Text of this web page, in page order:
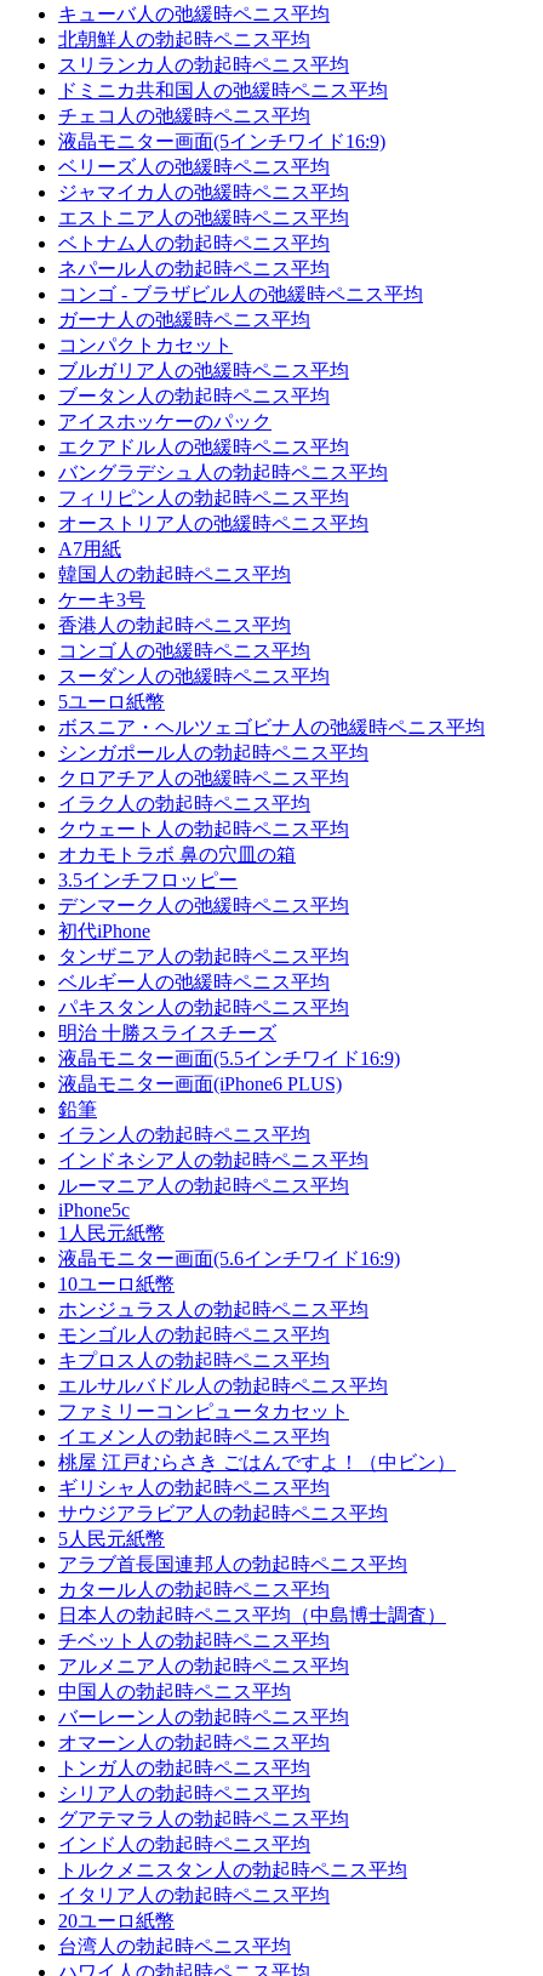
キューバ人の弛緩時ペニス平均
北朝鮮人の勃起時ペニス平均
スリランカ人の勃起時ペニス平均
ドミニカ共和国人の弛緩時ペニス平均
チェコ人の弛緩時ペニス平均
液晶モニター画面(5インチワイド16:9)
ベリーズ人の弛緩時ペニス平均
ジャマイカ人の弛緩時ペニス平均
エストニア人の弛緩時ペニス平均
ベトナム人の勃起時ペニス平均
ネパール人の勃起時ペニス平均
コンゴ - ブラザビル人の弛緩時ペニス平均
ガーナ人の弛緩時ペニス平均
コンパクトカセット
ブルガリア人の弛緩時ペニス平均
ブータン人の勃起時ペニス平均
アイスホッケーのパック
エクアドル人の弛緩時ペニス平均
バングラデシュ人の勃起時ペニス平均
フィリピン人の勃起時ペニス平均
オーストリア人の弛緩時ペニス平均
A7用紙
韓国人の勃起時ペニス平均
ケーキ3号
香港人の勃起時ペニス平均
コンゴ人の弛緩時ペニス平均
スーダン人の弛緩時ペニス平均
5ユーロ紙幣
ボスニア・ヘルツェゴビナ人の弛緩時ペニス平均
シンガポール人の勃起時ペニス平均
クロアチア人の弛緩時ペニス平均
イラク人の勃起時ペニス平均
クウェート人の勃起時ペニス平均
オカモトラボ 鼻の穴皿の箱
3.5インチフロッピー
デンマーク人の弛緩時ペニス平均
初代iPhone
タンザニア人の勃起時ペニス平均
ベルギー人の弛緩時ペニス平均
パキスタン人の勃起時ペニス平均
明治 十勝スライスチーズ
液晶モニター画面(5.5インチワイド16:9)
液晶モニター画面(iPhone6 PLUS)
鉛筆
イラン人の勃起時ペニス平均
インドネシア人の勃起時ペニス平均
ルーマニア人の勃起時ペニス平均
iPhone5c
1人民元紙幣
液晶モニター画面(5.6インチワイド16:9)
10ユーロ紙幣
ホンジュラス人の勃起時ペニス平均
モンゴル人の勃起時ペニス平均
キプロス人の勃起時ペニス平均
エルサルバドル人の勃起時ペニス平均
ファミリーコンピュータカセット
イエメン人の勃起時ペニス平均
桃屋 江戸むらさき ごはんですよ！（中ビン）
ギリシャ人の勃起時ペニス平均
サウジアラビア人の勃起時ペニス平均
5人民元紙幣
アラブ首長国連邦人の勃起時ペニス平均
カタール人の勃起時ペニス平均
日本人の勃起時ペニス平均（中島博士調査）
チベット人の勃起時ペニス平均
アルメニア人の勃起時ペニス平均
中国人の勃起時ペニス平均
バーレーン人の勃起時ペニス平均
オマーン人の勃起時ペニス平均
トンガ人の勃起時ペニス平均
シリア人の勃起時ペニス平均
グアテマラ人の勃起時ペニス平均
インド人の勃起時ペニス平均
トルクメニスタン人の勃起時ペニス平均
イタリア人の勃起時ペニス平均
20ユーロ紙幣
台湾人の勃起時ペニス平均
ハワイ人の勃起時ペニス平均